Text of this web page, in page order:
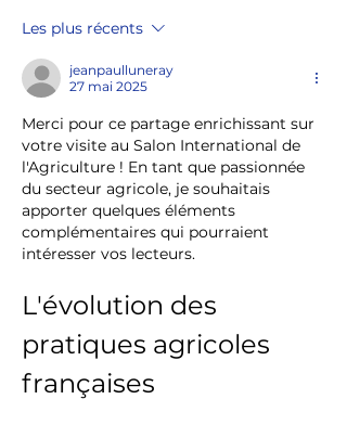
Les plus récents
jeanpaulluneray
27 mai 2025
Merci pour ce partage enrichissant sur
votre visite au Salon International de
l'Agriculture ! En tant que passionnée
du secteur agricole, je souhaitais
apporter quelques éléments
complémentaires qui pourraient
intéresser vos lecteurs.
L'évolution des
pratiques agricoles
françaises